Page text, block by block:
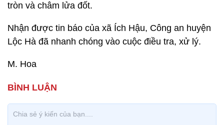
tròn và châm lửa đốt.
Nhận được tin báo của xã Ích Hậu, Công an huyện
Lộc Hà đã nhanh chóng vào cuộc điều tra, xử lý.
M. Hoa